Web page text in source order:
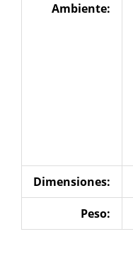
Ambiente:
Dimensiones:
Peso: